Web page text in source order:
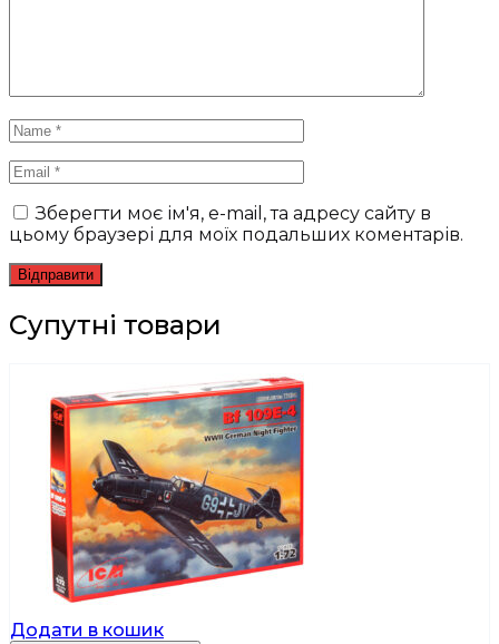
Зберегти моє ім'я, e-mail, та адресу сайту в
цьому браузері для моїх подальших коментарів.
Супутні товари
Додати в кошик